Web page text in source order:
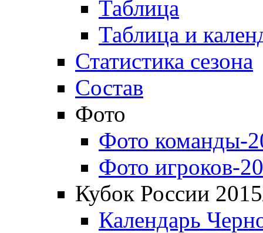
Таблица
Таблица и
Статистика сезона
Состав
Фото
Фото команды-
Фото игроков-
Кубок России
Календарь